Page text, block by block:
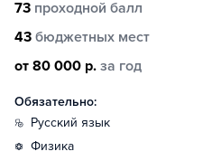
73 проходной балл
43 бюджетных мест
от 80 000 р. за год
Обязательно:
русский язык
физика